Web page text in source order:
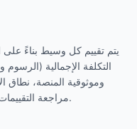
يتم تقييم كل وسيط بناءً على
التكلفة الإجمالية
وموثوقية المنصة، نطاق
مراجعة التقييمات بانتظام وتحديثها مع تغير عروض الوسطاء.